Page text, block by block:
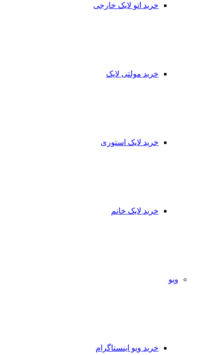
خرید اتو لایک خارجی
خرید مولتی لایک
خرید لایک استوری
خرید لایک خانم
ویو
خرید ویو اینستاگرام